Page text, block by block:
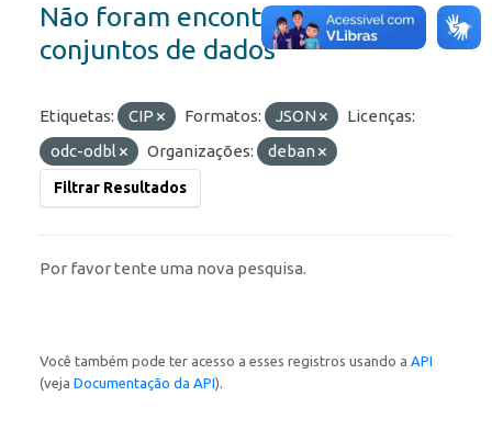
Não foram encontrados
conjuntos de dados
Etiquetas: CIP Formatos: JSON
Licenças:
odc-odbl
Organizações: deban
Filtrar Resultados
Por favor tente uma nova pesquisa.
Você também pode ter acesso a esses registros usando a API
(veja Documentação da API).